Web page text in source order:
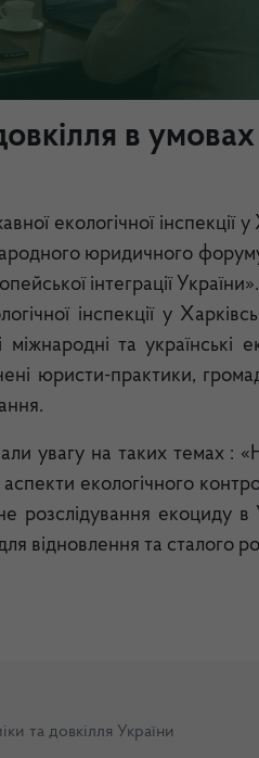
в умовах
екологічної інспекції у
юридичного
інтеграції України».
інспекції у
міжнародні та українські
юристи-практики,
увагу на таких темах :
екологічного
розслідування екоциду
відновлення та сталого
та довкілля України